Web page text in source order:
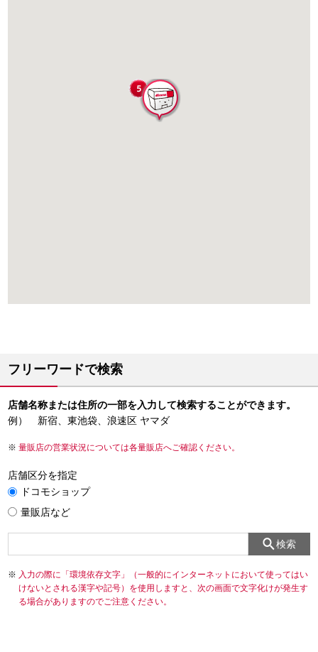
フリーワードで検索
店舗名称または住所の一部を入力して検索することができます。
例） 新宿、東池袋、浪速区 ヤマダ
量販店の営業状況については各量販店へご確認ください。
店舗区分を指定
ドコモショップ
量販店など
検索
入力の際に「環境依存文字」（一般的にインターネットにおいて使ってはい
けないとされる漢字や記号）を使用しますと、次の画面で文字化けが発生す
る場合がありますのでご注意ください。